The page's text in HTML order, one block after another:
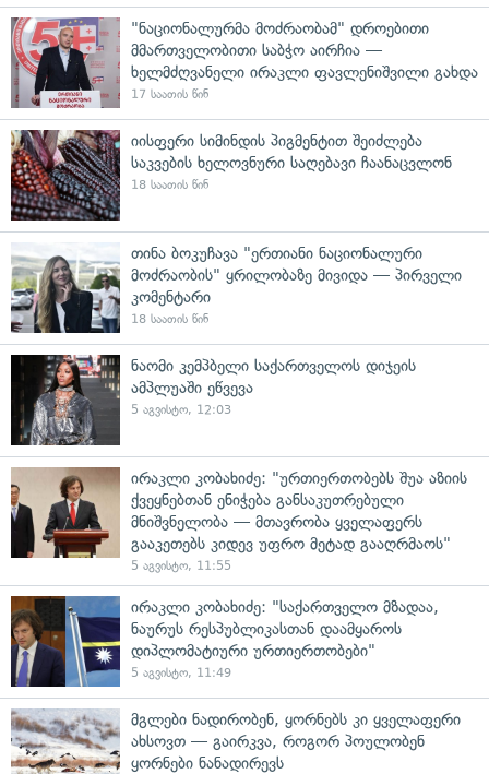
"ნაციონალურმა მოძრაობამ" დროებითი
მმართველობითი საბჭო აირჩია —
ხელმძღვანელი ირაკლი ფავლენიშვილი გახდა
17 საათის წინ
იისფერი სიმინდის პიგმენტით შეიძლება
საკვების ხელოვნური საღებავი ჩაანაცვლონ
18 საათის წინ
თინა ბოკუჩავა "ერთიანი ნაციონალური
მოძრაობის" ყრილობაზე მივიდა — პირველი
კომენტარი
18 საათის წინ
ნაომი კემპბელი საქართველოს დიჯეის
ამპლუაში ეწვევა
5 აგვისტო, 12:03
ირაკლი კობახიძე: "ურთიერთობებს შუა აზიის
ქვეყნებთან ენიჭება განსაკუთრებული
მნიშვნელობა — მთავრობა ყველაფერს
გააკეთებს კიდევ უფრო მეტად გააღრმაოს"
5 აგვისტო, 11:55
ირაკლი კობახიძე: "საქართველო მზადაა,
ნაურუს რესპუბლიკასთან დაამყაროს
დიპლომატიური ურთიერთობები"
5 აგვისტო, 11:49
მგლები ნადირობენ, ყორნებს კი ყველაფერი
ახსოვთ — გაირკვა, როგორ პოულობენ
ყორნები ნანადირევს